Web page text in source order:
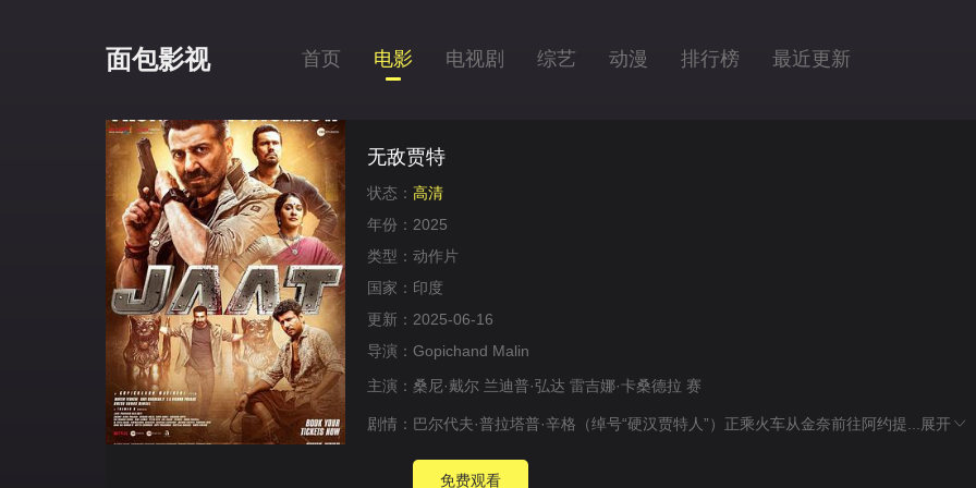
面包影视 首页 电影 电视剧 综艺 动漫 排行榜 最近更新
无敌贾特
状态： 高清
年份： 2025
类型： 动作片
国家： 印度
更新： 2025-06-16
导演： Gopichand Malin
主演： 桑尼·戴尔 兰迪普·弘达 雷吉娜·卡桑德拉 赛
剧情： 巴尔代夫·普拉塔普·辛格（绰号“硬汉贾特人”）正乘火车从金奈前往阿约提... 展开
免费观看